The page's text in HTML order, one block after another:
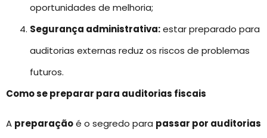
oportunidades de melhoria;
Segurança administrativa:estar preparado para
auditorias externas reduz os riscos de problemas
futuros.
Como se preparar para auditorias fiscais
A preparaçãoé o segredo para passar por auditorias